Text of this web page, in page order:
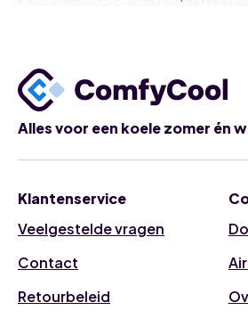
Alles voor een koele zomer én
Klantenservice
Veelgestelde vragen
Contact
Retourbeleid